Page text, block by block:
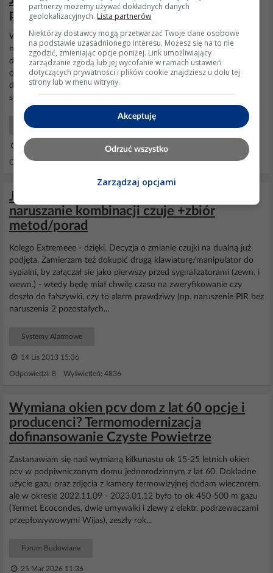
podtynkowymi 230V i dachowymi 24V?
Witam. 1. Temat jest dla mnie dość skomplikowany bo elektrykiem
nie jestem ale muszę coś wymyślić. Zakupiłem już rolety
dachowych które są chyba niestety największym problemem. Do
okien dachowych które kupiłem (jeszcze ich fizycznie nie mam) na
dzień dzisiejszy roletybyły jedynie na pilota radiowego do tego z
solarem i baterią. Pytałem u sprzedawcy...
Smart Home IoT
06 Cze 2021 14:24
Odpowiedzi: 1 Wyświetleń: 1182
Jak zapobiegać fałszywym alarmom?-
naruszanie kombinacji czuje +zbiór
metod/porad
Kolego Extremeee - dzięki. Decyzja o zmianie czujki na dualną już
podjęta. Zamierzam też dokupić drugą klawiaturę/manipulator do
sypialni, by załączał sie jako pierwszy przed sygnalizatorami (zewn. i
wewn.) - wtedy będę miał chwilę czasu na zweryfikowanie czy
doszło do fałszywki, czy to alarm prawdziwy (np. naruszenie PIR bez
naruszenia 2 pozostałych...
Systemy Alarmowe
14 Lis 2013 15:36
Odpowiedzi: 8 Wyświetleń: 4836
Wymiana okien pcv dom z lat 60 opcje i
producenci? Termomodernizacja
dofinansowanie Czyste Powietrze
Zastanawiam się nad wymianą kilkunastu ok 15-25 letnich okien
pcv w podpiwniczonym domu jednorodzinnym z lat 60. Dokładne
użycie gazu oraz zdjęcia z kamery termowizyjnej dodam wieczorem,
ale w okresie 2022.11.09 - 2023.01.12 było to ok 450-500 m gazu
(Termet Ecocondes, dwie umywalki i zlewy z elektr. podrzewaczami
przepłowywowymi Wijas), zeszły rok...
Forum Budowlane
25 Mar 2026 11:36
partnerzy możemy używać dokładnych danych
geolokalizacyjnych. Lista partnerów
Niektórzy dostawcy mogą przetwarzać Twoje dane osobowe
na podstawie uzasadnionego interesu. Możesz się na to nie
zgodzić, zmieniając opcje poniżej. Link umożliwiający
zarządzanie zgodą lub jej wycofanie w ramach ustawień
dotyczących prywatności i plików cookie znajdziesz u dołu tej
strony lub w menu witryny.
Akceptuję
Odrzuć wszystko
Zarządzaj opcjami